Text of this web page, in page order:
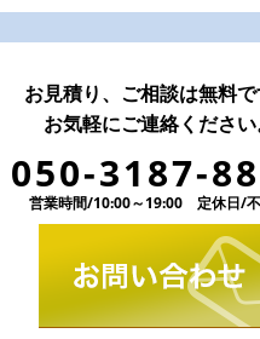
お見積り、ご相談は無料で
お気軽にご連絡ください
050-3187-
営業時間/10:00～19:00 定休日/